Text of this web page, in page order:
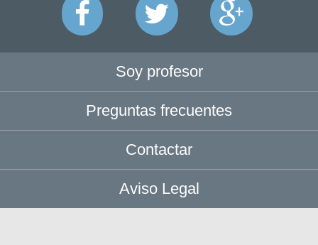
Soy profesor
Preguntas frecuentes
Contactar
Aviso Legal